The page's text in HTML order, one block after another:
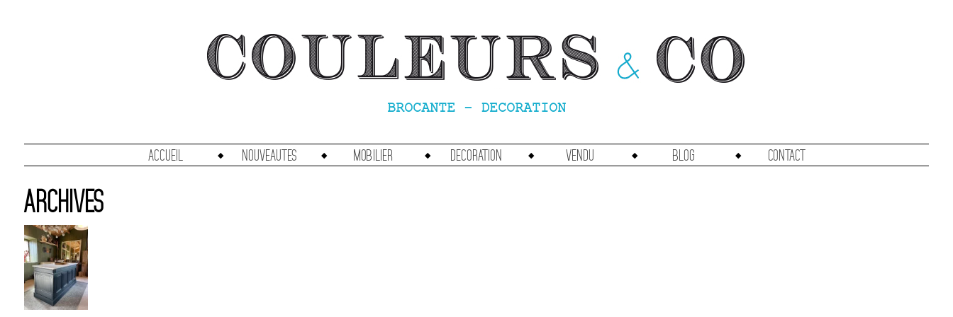
BROCANTE - DECORATION
accueil Nouveautes Mobilier Decoration vendu Blog Contact
Archives